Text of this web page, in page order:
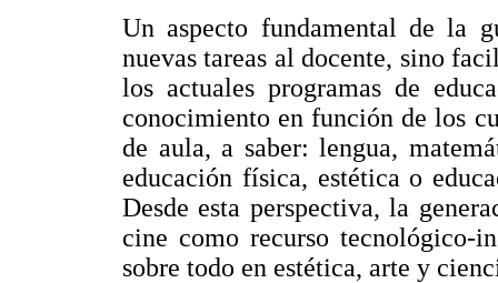
Un aspecto fundamental de la
nuevas tareas al docente, sino
los actuales programas de
conocimiento en función de los
de aula, a saber: lengua,
educación física, estética o
Desde esta perspectiva, la
cine como recurso tecnológico-
sobre todo en estética, arte y